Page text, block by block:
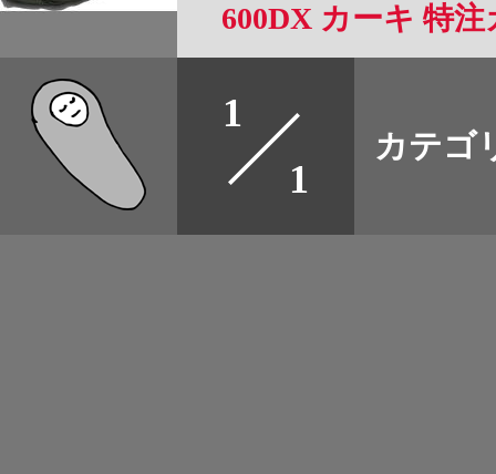
600DX カーキ 特
-6℃から[使用可能
1
1
カテゴ
取扱店